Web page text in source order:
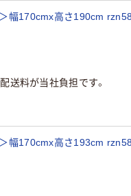
幅170cmx高さ190cm
送料が当社負担です。
幅170cmx高さ193cm